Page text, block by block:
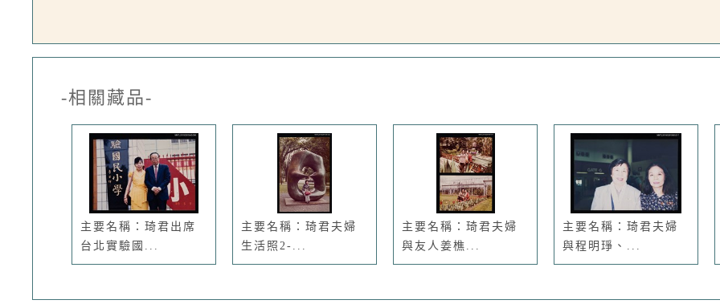
-相關藏品-
主要名稱：琦君出席
台北實驗國...
主要名稱：琦君夫婦
生活照2-...
主要名稱：琦君夫婦
與友人姜樵...
主要名稱：琦君夫婦
與程明琤、...